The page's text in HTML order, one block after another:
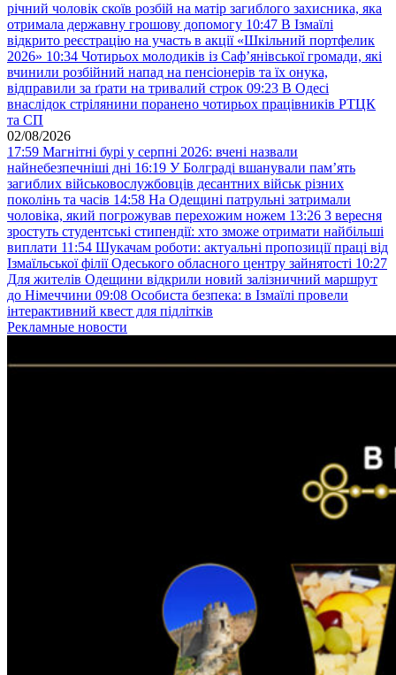
річний чоловік скоїв розбій на матір загиблого захисника, яка
отримала державну грошову допомогу 10:47 В Ізмаїлі
відкрито реєстрацію на участь в акції «Шкільний портфелик
2026» 10:34 Чотирьох молодиків із Саф’янівської громади, які
вчинили розбійний напад на пенсіонерів та їх онука,
відправили за ґрати на тривалий строк 09:23 В Одесі
внаслідок стрілянини поранено чотирьох працівників РТЦК
та СП
02/08/2026
17:59 Магнітні бурі у серпні 2026: вчені назвали
найнебезпечніші дні 16:19 У Болграді вшанували пам’ять
загиблих військовослужбовців десантних військ різних
поколінь та часів 14:58 На Одещині патрульні затримали
чоловіка, який погрожував перехожим ножем 13:26 З вересня
зростуть студентські стипендії: хто зможе отримати найбільші
виплати 11:54 Шукачам роботи: актуальні пропозиції праці від
Ізмаїльської філії Одеського обласного центру зайнятості 10:27
Для жителів Одещини відкрили новий залізничний маршрут
до Німеччини 09:08 Особиста безпека: в Ізмаїлі провели
інтерактивний квест для підлітків
Рекламные новости